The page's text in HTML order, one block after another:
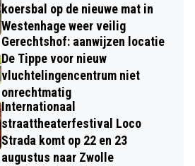
koersbal op de nieuwe mat in
Westenhage weer veilig
Gerechtshof: aanwijzen locatie
De Tippe voor nieuw
vluchtelingencentrum niet
onrechtmatig
Internationaal
straattheaterfestival Loco
Strada komt op 22 en 23
augustus naar Zwolle